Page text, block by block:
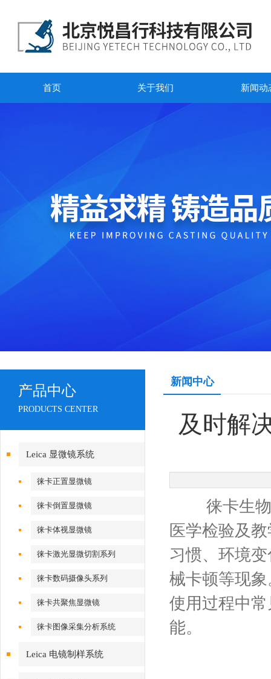
首页 关于我们 新闻动
产品中心
PRODUCTS CENTER
Leica 显微镜系统
徕卡正置显微镜
徕卡倒置显微镜
徕卡体视显微镜
徕卡激光显微切割系列
徕卡数码摄像头系列
徕卡共聚焦显微镜
徕卡图像采集分析系统
Leica 电镜制样系统
新闻中心
及时解
徕卡生物显
医学检验及
习惯、环境
械卡顿等现
使用过程中
能。